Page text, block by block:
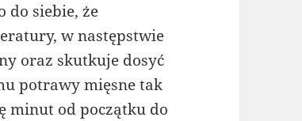
do siebie, że
w następstwie
oraz skutkuje dosyć
potrawy mięsne tak
minut od początku do